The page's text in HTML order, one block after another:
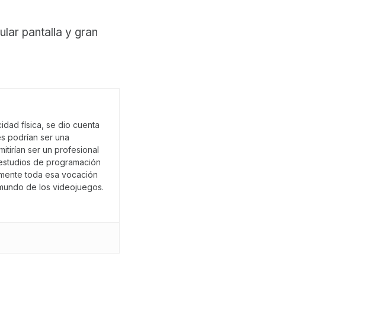
pantalla y gran
física, se dio cuenta
podrían ser una
ser un profesional
de programación
toda esa vocación
de los videojuegos.